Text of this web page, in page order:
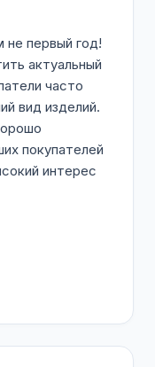
первый год!
актуальный
часто
вид изделий.
покупателей
интерес